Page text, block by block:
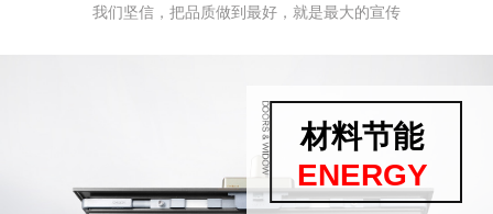
我们坚信，把品质做到最好，就是最大的宣传
材料节能
ENERGY
安全环保
SAFETY
保温隔热
WARM
超强水密
SEAL UP
微通风
AERATION
多重隔音
SOUND
防盗防爆
PROTECT